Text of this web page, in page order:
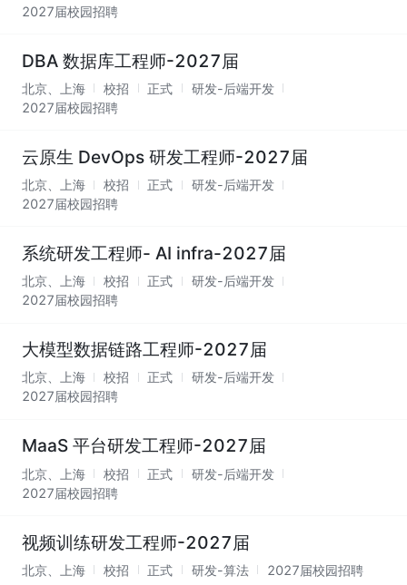
2027届校园招聘
DBA 数据库工程师-2027届
北京、上海 校招 正式
研发-后端开发
2027届校园招聘
云原生 DevOps 研发工程师-2027届
北京、上海 校招 正式
研发-后端开发
2027届校园招聘
系统研发工程师- AI infra-2027届
北京、上海 校招 正式
研发-后端开发
2027届校园招聘
大模型数据链路工程师-2027届
北京、上海 校招 正式
研发-后端开发
2027届校园招聘
MaaS 平台研发工程师-2027届
北京、上海 校招 正式
研发-后端开发
2027届校园招聘
视频训练研发工程师-2027届
北京、上海 校招 正式 研发-算法 2027届校园招聘